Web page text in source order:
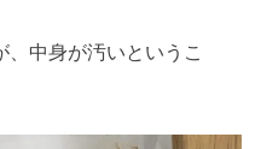
中身が汚いというこ